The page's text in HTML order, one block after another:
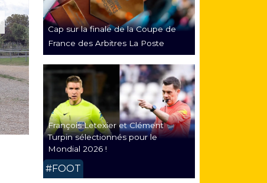
Cap sur la finale de la Coupe de
France des Arbitres La Poste
François Letexier et Clément
Turpin sélectionnés pour le
Mondial 2026 !
#FOOT